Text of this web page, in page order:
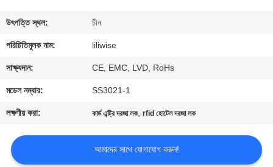
যোগাযোগ
করুন
খবর
NEWS
উৎপত্তি স্থল: চীন
পরিচিতিমুলক নাম: liliwise
সাক্ষ্যদান: CE, EMC, LVD, RoHs
মডেল নম্বার: SS3021-1
লক্ষণীয় করা: কার্ড এন্ট্রি দরজা লক,rfid হোটেল দরজা লক
আমাদের সাথে যোগাযোগ করুন!